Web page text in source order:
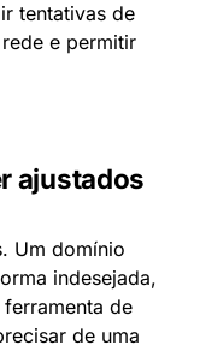
tentativas de
e permitir
ajustados
Um domínio
indesejada,
de
de uma